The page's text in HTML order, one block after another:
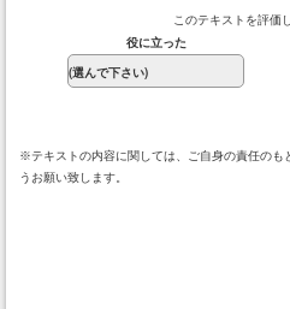
このテキストを評価
役に立った
※テキストの内容に関しては、ご自身の責任のも
うお願い致します。